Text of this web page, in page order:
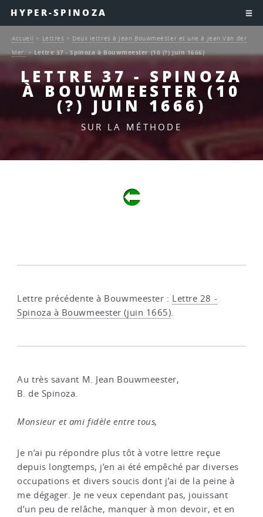
HYPER-SPINOZA
LETTRE 37 - SPINOZA
À BOUWMEESTER (10
(?) JUIN 1666)
SUR LA MÉTHODE
Accueil > Lettres > Deux lettres à Jean Bouwmeester et une à Jean Van der
Mer. > Lettre 37 - Spinoza à Bouwmeester (10 (?) juin 1666)
Lettre précédente à Bouwmeester : Lettre 28 -
Spinoza à Bouwmeester (juin 1665).
Au très savant M. Jean Bouwmeester,
B. de Spinoza.
Monsieur et ami fidèle entre tous,
Je n’ai pu répondre plus tôt à votre lettre reçue
depuis longtemps, j’en ai été empêché par diverses
occupations et divers soucis dont j’ai de la peine à
me dégager. Je ne veux cependant pas, jouissant
d’un peu de relâche, manquer à mon devoir, et en